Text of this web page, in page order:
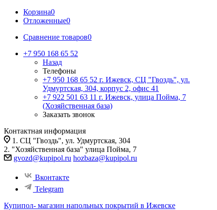
Корзина0
Отложенные0
Сравнение товаров0
+7 950 168 65 52
Назад
Телефоны
+7 950 168 65 52 г. Ижевск, СЦ "Гвоздь", ул.
Удмуртская, 304, корпус 2, офис 41
+7 922 501 63 11 г. Ижевск, улица Пойма, 7
(Хозяйственная база)
Заказать звонок
Контактная информация
1. СЦ "Гвоздь", ул. Удмуртская, 304
2. "Хозяйственная база" улица Пойма, 7
gvozd@kupipol.ru hozbaza@kupipol.ru
Вконтакте
Telegram
Купипол- магазин напольных покрытий в Ижевске